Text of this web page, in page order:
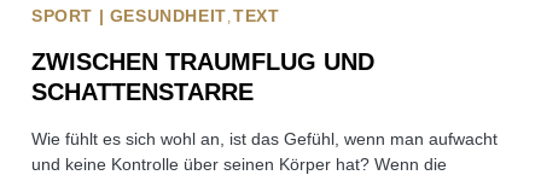
SPORT | GESUNDHEIT TEXT
ZWISCHEN TRAUMFLUG UND
SCHATTENSTARRE
Wie fühlt es sich wohl an, ist das Gefühl, wenn man aufwacht
und keine Kontrolle über seinen Körper hat? Wenn die